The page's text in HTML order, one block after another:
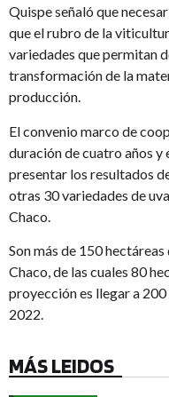
Quispe señaló que
que el rubro de la
variedades que permitan
transformación de la
producción.
El convenio marco de
duración de cuatro años y
presentar los resultados
otras 30 variedades de
Chaco.
Son más de 150
Chaco, de las cuales 80
proyección es llegar a
2022.
MÁS LEIDOS